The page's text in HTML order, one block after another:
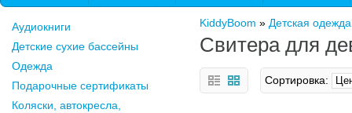
Аудиокниги
Детские сухие бассейны
Одежда
Подарочные сертификаты
Коляски, автокресла,
KiddyBoom » Детская одежда
Свитера для
Сортировка: